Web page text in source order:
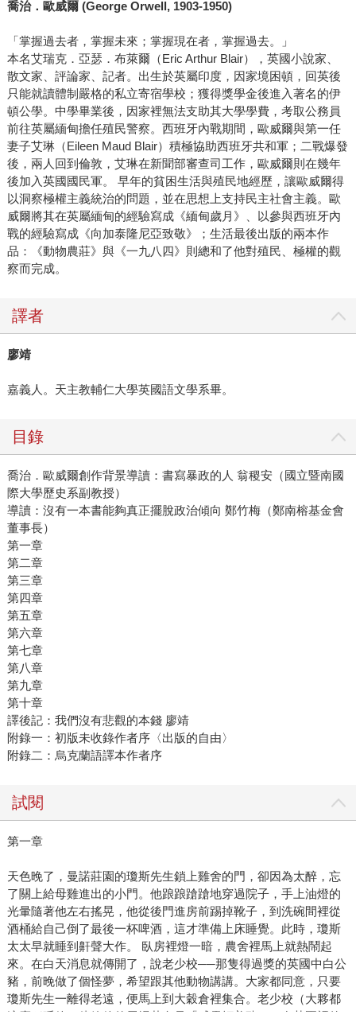
喬治．歐威爾 (George Orwell, 1903-1950)
「掌握過去者，掌握未來；掌握現在者，掌握過去。」
本名艾瑞克．亞瑟．布萊爾（Eric Arthur Blair），英國小說家、
散文家、評論家、記者。出生於英屬印度，因家境困頓，回英後
只能就讀體制嚴格的私立寄宿學校；獲得獎學金後進入著名的伊
頓公學。中學畢業後，因家裡無法支助其大學學費，考取公務員
前往英屬緬甸擔任殖民警察。西班牙內戰期間，歐威爾與第一任
妻子艾琳（Eileen Maud Blair）積極協助西班牙共和軍；二戰爆發
後，兩人回到倫敦，艾琳在新聞部審查司工作，歐威爾則在幾年
後加入英國國民軍。 早年的貧困生活與殖民地經歷，讓歐威爾得
以洞察極權主義統治的問題，並在思想上支持民主社會主義。歐
威爾將其在英屬緬甸的經驗寫成《緬甸歲月》、以參與西班牙內
戰的經驗寫成《向加泰隆尼亞致敬》；生活最後出版的兩本作
品：《動物農莊》與《一九八四》則總和了他對殖民、極權的觀
察而完成。
譯者
廖靖
嘉義人。天主教輔仁大學英國語文學系畢。
目錄
喬治．歐威爾創作背景導讀：書寫暴政的人 翁稷安（國立暨南國
際大學歷史系副教授）
導讀：沒有一本書能夠真正擺脫政治傾向 鄭竹梅（鄭南榕基金會
董事長）
第一章
第二章
第三章
第四章
第五章
第六章
第七章
第八章
第九章
第十章
譯後記：我們沒有悲觀的本錢 廖靖
附錄一：初版未收錄作者序〈出版的自由〉
附錄二：烏克蘭語譯本作者序
試閱
第一章
天色晚了，曼諾莊園的瓊斯先生鎖上雞舍的門，卻因為太醉，忘
了關上給母雞進出的小門。他踉踉蹌蹌地穿過院子，手上油燈的
光暈隨著他左右搖晃，他從後門進房前踢掉靴子，到洗碗間裡從
酒桶給自己倒了最後一杯啤酒，這才準備上床睡覺。此時，瓊斯
太太早就睡到鼾聲大作。 臥房裡燈一暗，農舍裡馬上就熱鬧起
來。在白天消息就傳開了，說老少校──那隻得過獎的英國中白公
豬，前晚做了個怪夢，希望跟其他動物講講。大家都同意，只要
瓊斯先生一離得老遠，便馬上到大穀倉裡集合。老少校（大夥都
這麼稱呼他，儘管他的展場花名是「威靈頓美豬」）在莊園裡的